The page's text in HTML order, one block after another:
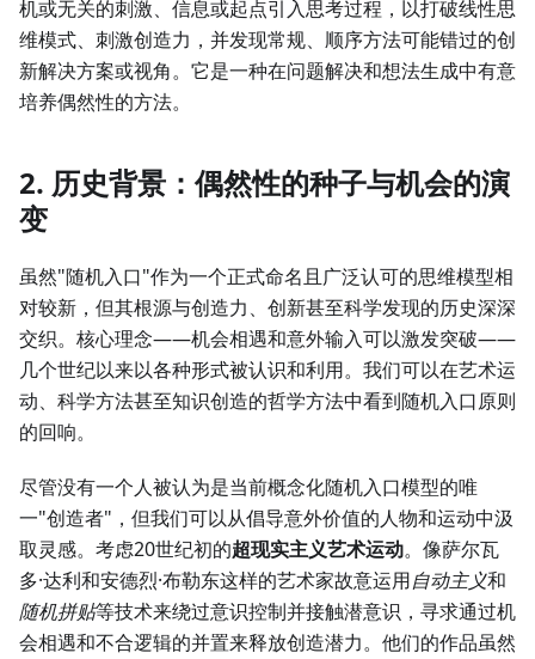
机或无关的刺激、信息或起点引入思考过程，以打破线性思
维模式、刺激创造力，并发现常规、顺序方法可能错过的创
新解决方案或视角。它是一种在问题解决和想法生成中有意
培养偶然性的方法。
2. 历史背景：偶然性的种子与机会的演
变
虽然"随机入口"作为一个正式命名且广泛认可的思维模型相
对较新，但其根源与创造力、创新甚至科学发现的历史深深
交织。核心理念——机会相遇和意外输入可以激发突破——
几个世纪以来以各种形式被认识和利用。我们可以在艺术运
动、科学方法甚至知识创造的哲学方法中看到随机入口原则
的回响。
尽管没有一个人被认为是当前概念化随机入口模型的唯
一"创造者"，但我们可以从倡导意外价值的人物和运动中汲
取灵感。考虑20世纪初的超现实主义艺术运动。像萨尔瓦
多·达利和安德烈·布勒东这样的艺术家故意运用自动主义和
随机拼贴等技术来绕过意识控制并接触潜意识，寻求通过机
会相遇和不合逻辑的并置来释放创造潜力。他们的作品虽然